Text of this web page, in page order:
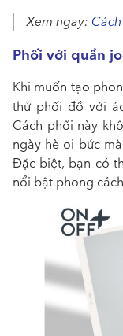
Xem ngay:
Phối với quần
Khi muốn tạo
thử phối đồ với
Cách phối này
ngày hè oi bức
Đặc biệt, bạn có
nổi bật phong